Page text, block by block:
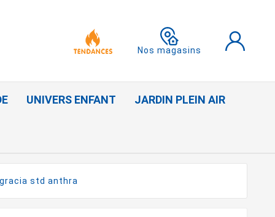
Nos magasins
UNIVERS ENFANT JARDIN PLEIN AIR
std anthra